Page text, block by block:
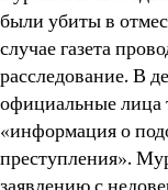
были убиты в
случае газета
расследование. В
официальные лица
«информация о
преступления».